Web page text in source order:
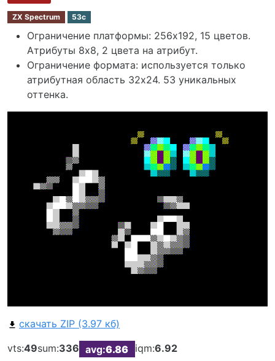
ZX Spectrum 53c
Ограничение платформы: 256х192, 15 цветов.
Атрибуты 8x8, 2 цвета на атрибут.
Ограничение формата: используется только
атрибутная область 32х24. 53 уникальных
оттенка.
скачать ZIP (3.97 кб)
vts:49sum:336 avg:6.86 iqm:6.92